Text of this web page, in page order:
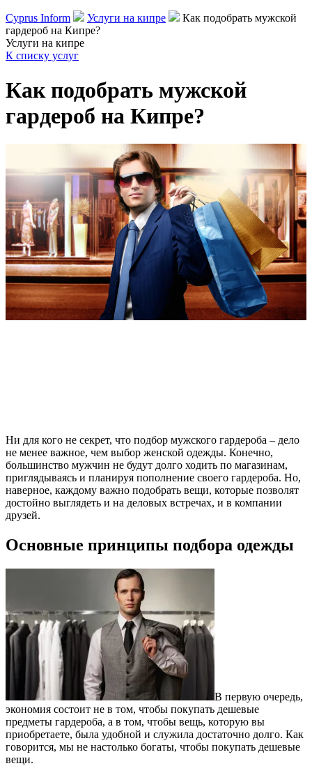
Cyprus Inform Услуги на кипре
Как подобрать мужской
гардероб на Кипре?
Услуги на кипре
К списку услуг
Как подобрать мужской
гардероб на Кипре?
Ни для кого не секрет, что подбор мужского гардероба – дело
не менее важное, чем выбор женской одежды. Конечно,
большинство мужчин не будут долго ходить по магазинам,
приглядываясь и планируя пополнение своего гардероба. Но,
наверное, каждому важно подобрать вещи, которые позволят
достойно выглядеть и на деловых встречах, и в компании
друзей.
Основные принципы подбора одежды
В первую очередь,
экономия состоит не в том, чтобы покупать дешевые
предметы гардероба, а в том, чтобы вещь, которую вы
приобретаете, была удобной и служила достаточно долго. Как
говорится, мы не настолько богаты, чтобы покупать дешевые
вещи.